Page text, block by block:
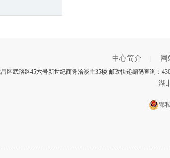
中心简介 网
区武珞路45六号新世纪商务洽谈主35楼 邮政快递编码查询：
湖
鄂